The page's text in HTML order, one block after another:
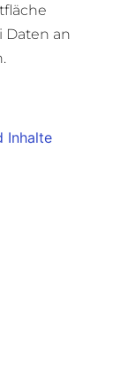
Daten an
Inhalte